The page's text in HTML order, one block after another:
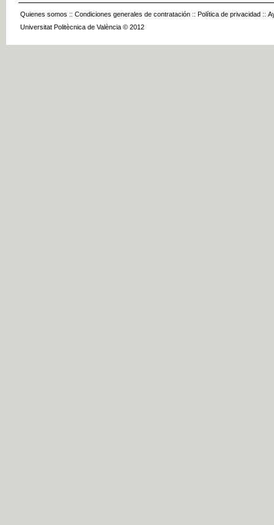
Quienes somos :: Condiciones generales de contratación :: Política de privacidad ::
Universitat Politècnica de València © 2012